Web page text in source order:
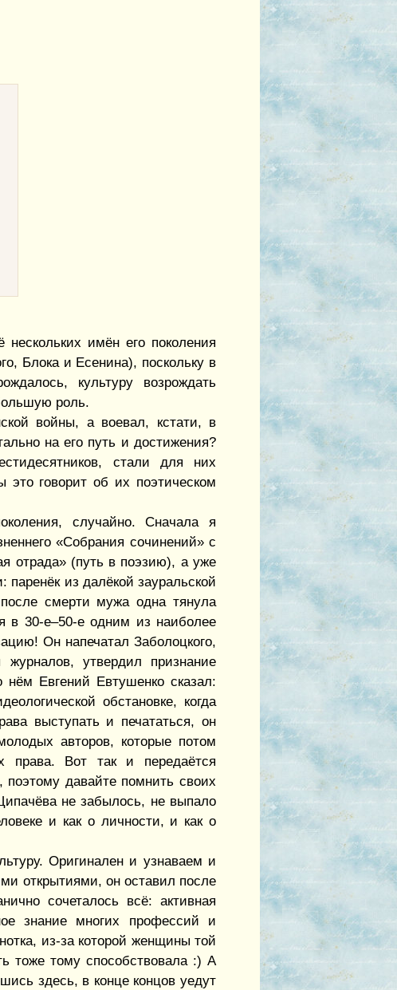
имён его поколения
Блока и Есенина), поскольку в
культуру возрождать
роль.
войны, а воевал, кстати, в
на его путь и достижения?
стали для них
это говорит об их поэтическом
случайно. Сначала я
«Собрания сочинений» с
отрада» (путь в поэзию), а уже
из далёкой зауральской
смерти мужа одна тянула
в 30-е–50-е одним из наиболее
Он напечатал Заболоцкого,
утвердил признание
Евгений Евтушенко сказал:
обстановке, когда
выступать и печататься, он
авторов, которые потом
права. Вот так и передаётся
поэтому давайте помнить своих
не забылось, не выпало
и как о личности, и как о
Оригинален и узнаваем и
открытиями, он оставил после
сочеталось всё: активная
знание многих профессий и
из-за которой женщины той
тоже тому способствовала :) А
здесь, в конце концов уедут